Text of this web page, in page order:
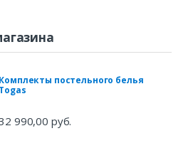
Комплекты постельного белья
Togas
990,00 руб.